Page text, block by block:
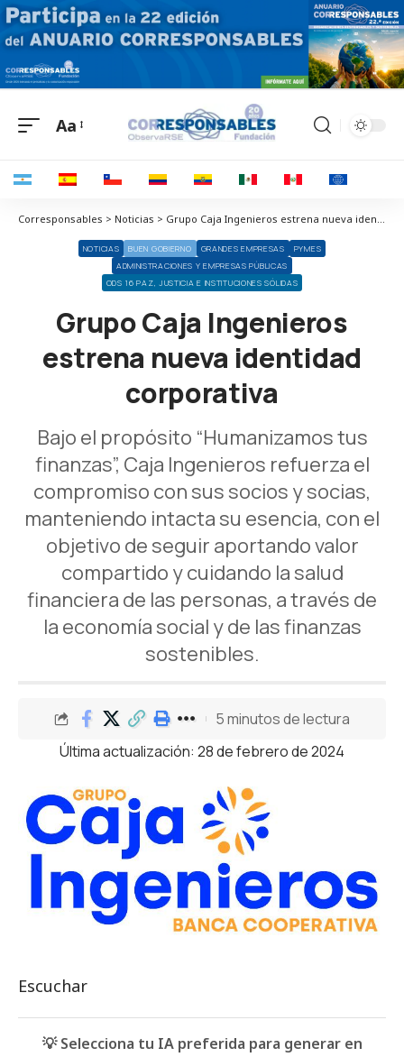
Aa
Corresponsables > Noticias > Grupo Caja Ingenieros estrena nueva identidad corporativa
NOTICIAS BUEN GOBIERNO GRANDES EMPRESAS
PYMES
ADMINISTRACIONES Y EMPRESAS PÚBLICAS
ODS 16 PAZ, JUSTICIA E INSTITUCIONES SÓLIDAS
Grupo Caja Ingenieros
estrena nueva identidad
corporativa
Bajo el propósito “Humanizamos tus
finanzas”, Caja Ingenieros refuerza el
compromiso con sus socios y socias,
manteniendo intacta su esencia, con el
objetivo de seguir aportando valor
compartido y cuidando la salud
financiera de las personas, a través de
la economía social y de las finanzas
sostenibles.
Última actualización: 28 de febrero de 2024
5 minutos de lectura
Escuchar
💡 Selecciona tu IA preferida para generar en